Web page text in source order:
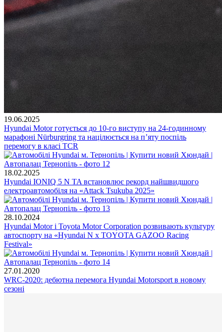
19.06.2025
Hyundai Motor готується до 10-го виступу на 24-годинному
марафоні Nürburgring та націлюється на п’яту поспіль
перемогу в класі TCR
18.02.2025
Hyundai IONIQ 5 N TA встановлює рекорд найшвидшого
електроавтомобіля на «Attack Tsukuba 2025»
28.10.2024
Hyundai Motor і Toyota Motor Corporation розвивають культуру
автоспорту на «Hyundai N x TOYOTA GAZOO Racing
Festival»
27.01.2020
WRC-2020: дебютна перемога Hyundai Motorsport в новому
сезоні